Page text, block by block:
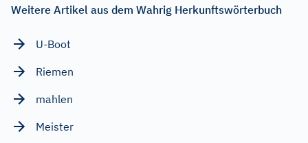
Weitere Artikel aus dem Wahrig Herkunftswörterbuch
U-Boot
Riemen
mahlen
Meister